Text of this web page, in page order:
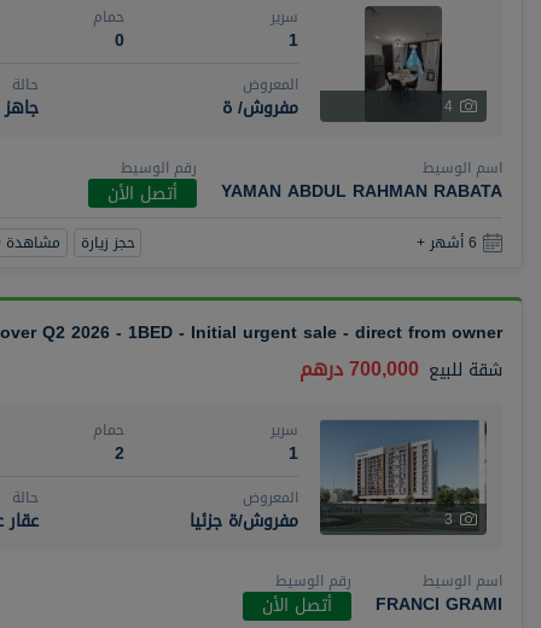
4
سرير
1
حمام
0
المعروض
مفروش/ ة
حالة
جاهز
اسم الوسيط
YAMAN ABDUL RAHMAN RABATA
رقم الوسيط
أتصل الأن
6 أشهر + حجز زيارة مشاهدة 360
Q2 2026 - 1BED - Initial urgent sale - direct from owner
شقة للبيع 700,000 درهم
3
سرير
1
حمام
2
المعروض
مفروش/ة جزئيا
حالة
اسم الوسيط
FRANCI GRAMI
رقم الوسيط
أتصل الأن